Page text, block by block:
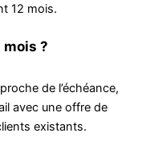
12 mois.
?
de l’échéance,
avec une offre de
existants.